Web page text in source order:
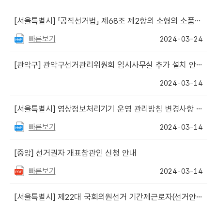
[서울특별시] 「공직선거법」 제68조 제2항의 소형의 소품등 관련 세부운용기준
빠른보기 2024-03-24
[관악구] 관악구선거관리위원회 임시사무실 추가 설치 안내
2024-03-14
[서울특별시] 영상정보처리기기 운영 관리방침 변경사항 게시
빠른보기 2024-03-14
[중앙] 선거권자 개표참관인 신청 안내
빠른보기 2024-03-14
[서울특별시] 제22대 국회의원선거 기간제근로자(선거안내요원) 최종합격자 명단 등 게시